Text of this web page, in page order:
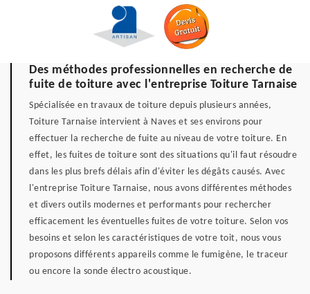
Des méthodes professionnelles en recherche de
fuite de toiture avec l'entreprise Toiture Tarnaise
Spécialisée en travaux de toiture depuis plusieurs années,
Toiture Tarnaise intervient à Naves et ses environs pour
effectuer la recherche de fuite au niveau de votre toiture. En
effet, les fuites de toiture sont des situations qu'il faut résoudre
dans les plus brefs délais afin d'éviter les dégâts causés. Avec
l'entreprise Toiture Tarnaise, nous avons différentes méthodes
et divers outils modernes et performants pour rechercher
efficacement les éventuelles fuites de votre toiture. Selon vos
besoins et selon les caractéristiques de votre toit, nous vous
proposons différents appareils comme le fumigène, le traceur
ou encore la sonde électro acoustique.